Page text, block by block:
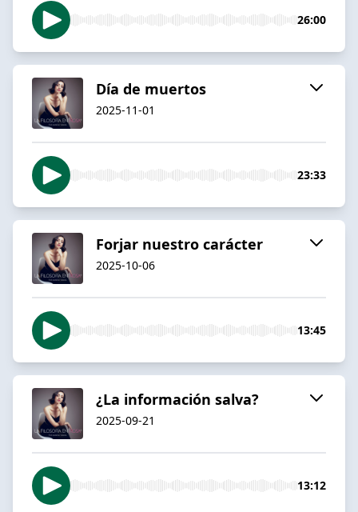
26:00
Día de muertos
2025-11-01
23:33
Forjar nuestro carácter
2025-10-06
13:45
¿La información salva?
2025-09-21
13:12